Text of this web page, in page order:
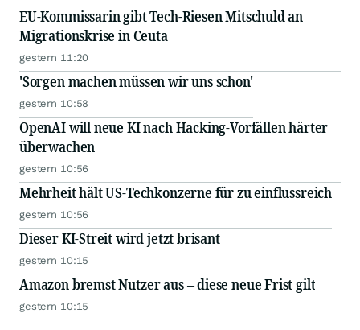
EU-Kommissarin gibt Tech-Riesen Mitschuld an
Migrationskrise in Ceuta
gestern 11:20
'Sorgen machen müssen wir uns schon'
gestern 10:58
OpenAI will neue KI nach Hacking-Vorfällen härter
überwachen
gestern 10:56
Mehrheit hält US-Techkonzerne für zu einflussreich
gestern 10:56
Dieser KI-Streit wird jetzt brisant
gestern 10:15
Amazon bremst Nutzer aus – diese neue Frist gilt
gestern 10:15